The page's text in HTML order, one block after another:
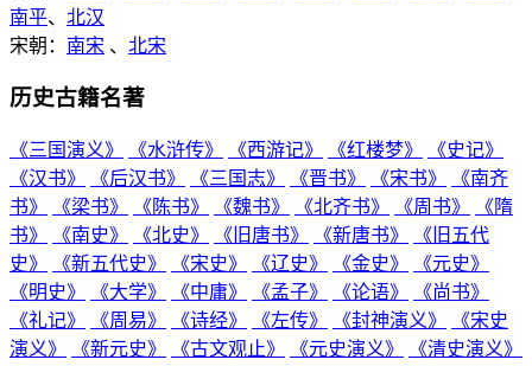
南平、 北汉
宋朝： 南宋 、 北宋
历史古籍名著
《三国演义》 《水浒传》 《西游记》 《红楼梦》
《史记》
《汉书》
《后汉书》 《三国志》 《晋书》 《宋书》
《南齐
书》
《梁书》 《陈书》 《魏书》 《北齐书》 《周书》
《隋
书》
《南史》 《北史》 《旧唐书》 《新唐书》
《旧五代
史》
《新五代史》 《宋史》 《辽史》 《金史》
《元史》
《明史》
《大学》 《中庸》 《孟子》 《论语》
《尚书》
《礼记》
《周易》 《诗经》 《左传》 《封神演义》
《宋史
演义》
《新元史》 《古文观止》 《元史演义》
《清史演义》